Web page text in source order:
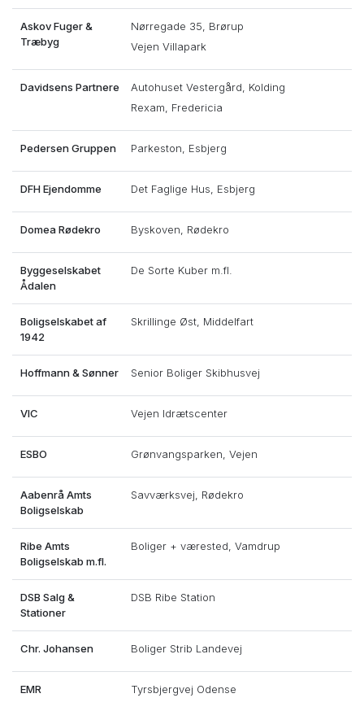
Askov Fuger &
Træbyg
Nørregade 35, Brørup
Vejen Villapark
Davidsens Partnere
Autohuset Vestergård, Kolding
Rexam, Fredericia
Pedersen Gruppen Parkeston, Esbjerg
DFH Ejendomme Det Faglige Hus, Esbjerg
Domea Rødekro Byskoven, Rødekro
Byggeselskabet
Ådalen
De Sorte Kuber m.fl.
Boligselskabet af
1942
Skrillinge Øst, Middelfart
Hoffmann & Sønner Senior Boliger Skibhusvej
VIC Vejen Idrætscenter
ESBO Grønvangsparken, Vejen
Aabenrå Amts
Boligselskab
Savværksvej, Rødekro
Ribe Amts
Boligselskab m.fl.
Boliger + værested, Vamdrup
DSB Salg &
Stationer
DSB Ribe Station
Chr. Johansen Boliger Strib Landevej
EMR Tyrsbjergvej Odense